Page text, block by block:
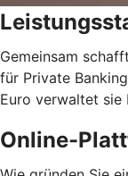
Gemeinsam
für Private
Euro verwaltet sie
Online-